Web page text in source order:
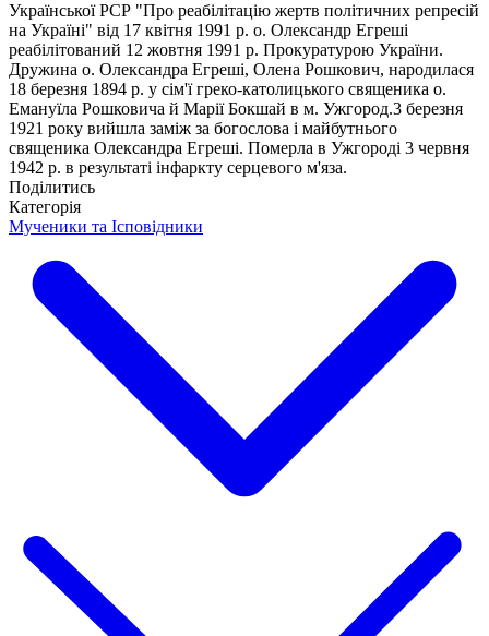
Української РСР "Про реабілітацію жертв політичних репресій
на Україні" від 17 квітня 1991 р. о. Олександр Егреші
реабілітований 12 жовтня 1991 р. Прокуратурою України.
Дружина о. Олександра Егреші, Олена Рошкович, народилася
18 березня 1894 р. у сім'ї греко-католицького священика о.
Емануїла Рошковича й Марії Бокшай в м. Ужгород.3 березня
1921 року вийшла заміж за богослова і майбутнього
священика Олександра Егреші. Померла в Ужгороді 3 червня
1942 р. в результаті інфаркту серцевого м'яза.
Поділитись
Категорія
Мученики та Ісповідники